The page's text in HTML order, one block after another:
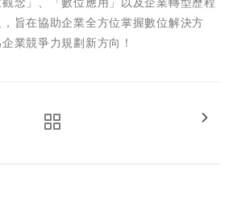
旨在協助企業全方位掌握數位解決方
業競爭力規劃新方向！